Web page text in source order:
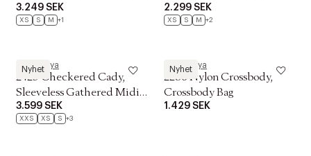
Knit
3.249 SEK
XS S M +1
2.299 SEK
XS S M +2
Nyhet
Stine Goya
2429 Checkered Cady,
Sleeveless Gathered Midi
Dress
3.599 SEK
XXS XS S +3
Nyhet
Stine Goya
2286 Nylon Crossbody,
Crossbody Bag
1.429 SEK